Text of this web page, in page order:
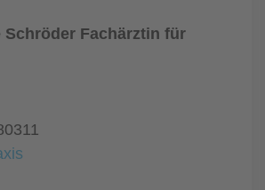
Schröder Fachärztin für